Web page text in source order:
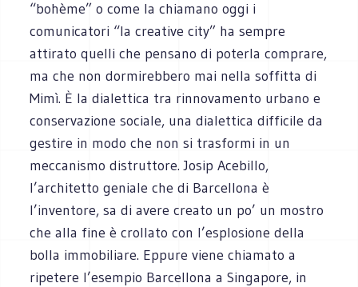
“bohème” o come la chiamano oggi i
comunicatori “la creative city” ha sempre
attirato quelli che pensano di poterla comprare,
ma che non dormirebbero mai nella soffitta di
Mimì. È la dialettica tra rinnovamento urbano e
conservazione sociale, una dialettica difficile da
gestire in modo che non si trasformi in un
meccanismo distruttore. Josip Acebillo,
l’architetto geniale che di Barcellona è
l’inventore, sa di avere creato un po’ un mostro
che alla fine è crollato con l’esplosione della
bolla immobiliare. Eppure viene chiamato a
ripetere l’esempio Barcellona a Singapore, in